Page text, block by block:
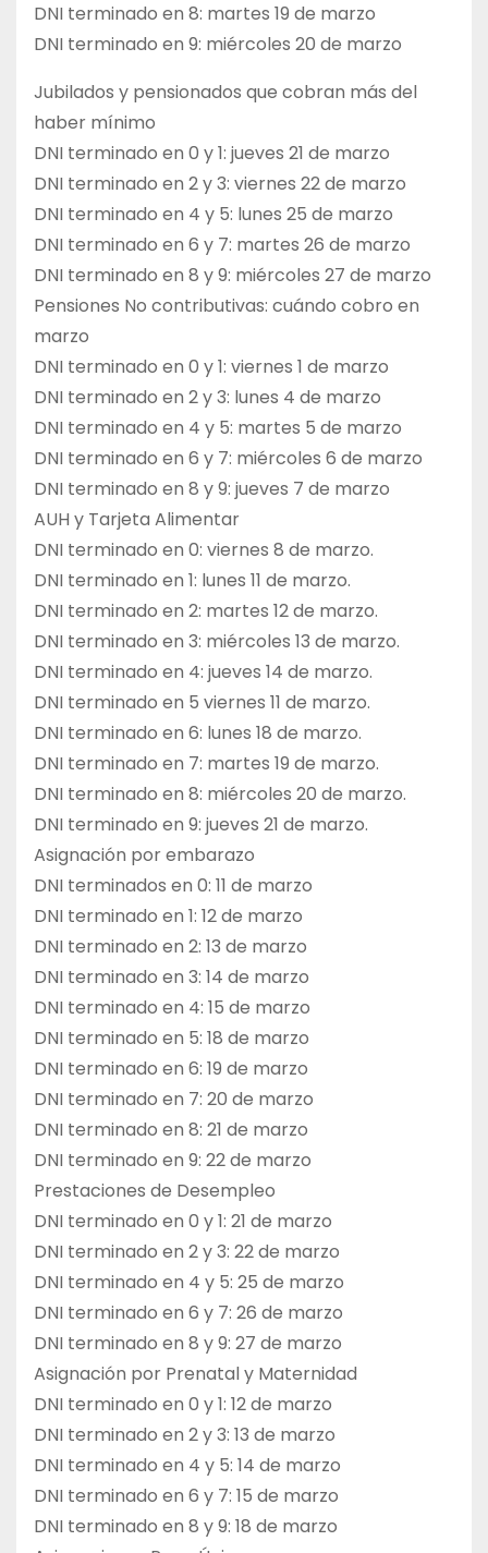
DNI terminado en 8: martes 19 de marzo
DNI terminado en 9: miércoles 20 de marzo
Jubilados y pensionados que cobran más del
haber mínimo
DNI terminado en 0 y 1: jueves 21 de marzo
DNI terminado en 2 y 3: viernes 22 de marzo
DNI terminado en 4 y 5: lunes 25 de marzo
DNI terminado en 6 y 7: martes 26 de marzo
DNI terminado en 8 y 9: miércoles 27 de marzo
Pensiones No contributivas: cuándo cobro en
marzo
DNI terminado en 0 y 1: viernes 1 de marzo
DNI terminado en 2 y 3: lunes 4 de marzo
DNI terminado en 4 y 5: martes 5 de marzo
DNI terminado en 6 y 7: miércoles 6 de marzo
DNI terminado en 8 y 9: jueves 7 de marzo
AUH y Tarjeta Alimentar
DNI terminado en 0: viernes 8 de marzo.
DNI terminado en 1: lunes 11 de marzo.
DNI terminado en 2: martes 12 de marzo.
DNI terminado en 3: miércoles 13 de marzo.
DNI terminado en 4: jueves 14 de marzo.
DNI terminado en 5 viernes 11 de marzo.
DNI terminado en 6: lunes 18 de marzo.
DNI terminado en 7: martes 19 de marzo.
DNI terminado en 8: miércoles 20 de marzo.
DNI terminado en 9: jueves 21 de marzo.
Asignación por embarazo
DNI terminados en 0: 11 de marzo
DNI terminado en 1: 12 de marzo
DNI terminado en 2: 13 de marzo
DNI terminado en 3: 14 de marzo
DNI terminado en 4: 15 de marzo
DNI terminado en 5: 18 de marzo
DNI terminado en 6: 19 de marzo
DNI terminado en 7: 20 de marzo
DNI terminado en 8: 21 de marzo
DNI terminado en 9: 22 de marzo
Prestaciones de Desempleo
DNI terminado en 0 y 1: 21 de marzo
DNI terminado en 2 y 3: 22 de marzo
DNI terminado en 4 y 5: 25 de marzo
DNI terminado en 6 y 7: 26 de marzo
DNI terminado en 8 y 9: 27 de marzo
Asignación por Prenatal y Maternidad
DNI terminado en 0 y 1: 12 de marzo
DNI terminado en 2 y 3: 13 de marzo
DNI terminado en 4 y 5: 14 de marzo
DNI terminado en 6 y 7: 15 de marzo
DNI terminado en 8 y 9: 18 de marzo